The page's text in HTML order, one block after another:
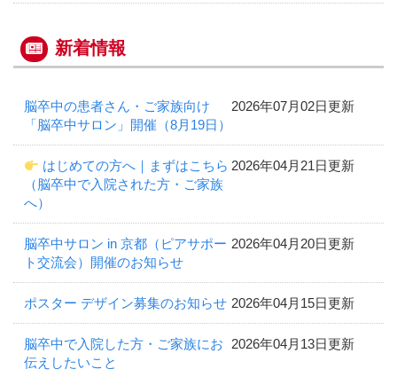
新着情報
脳卒中の患者さん・ご家族向け
「脳卒中サロン」開催（8月19日）
2026年07月02日更新
はじめての方へ｜まずはこちら
（脳卒中で入院された方・ご家族
へ）
2026年04月21日更新
脳卒中サロン in 京都（ピアサポー
ト交流会）開催のお知らせ
2026年04月20日更新
ポスター デザイン募集のお知らせ 2026年04月15日更新
脳卒中で入院した方・ご家族にお
伝えしたいこと
2026年04月13日更新